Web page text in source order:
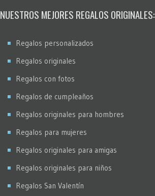
Stencil
NUESTROS MEJORES REGALOS ORIGINALES:
Regalos personalizados
Regalos originales
Regalos con fotos
Regalos de cumpleaños
Regalos originales para hombres
Regalos para mujeres
Regalos originales para amigas
Regalos originales para niños
Regalos San Valentín